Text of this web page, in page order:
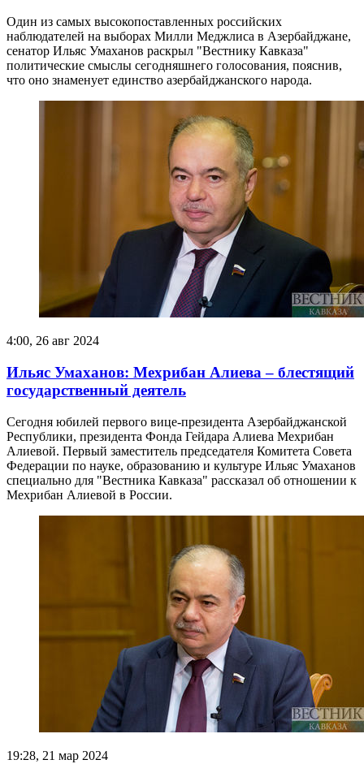
Один из самых высокопоставленных российских
наблюдателей на выборах Милли Меджлиса в Азербайджане,
сенатор Ильяс Умаханов раскрыл "Вестнику Кавказа"
политические смыслы сегодняшнего голосования, пояснив,
что оно знаменует единство азербайджанского народа.
4:00, 26 авг 2024
Ильяс Умаханов: Мехрибан Алиева – блестящий
государственный деятель
Сегодня юбилей первого вице-президента Азербайджанской
Республики, президента Фонда Гейдара Алиева Мехрибан
Алиевой. Первый заместитель председателя Комитета Совета
Федерации по науке, образованию и культуре Ильяс Умаханов
специально для "Вестника Кавказа" рассказал об отношении к
Мехрибан Алиевой в России.
19:28, 21 мар 2024